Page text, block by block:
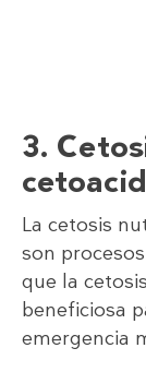
3.
La cetosis
son
que la
beneficiosa
emergencia